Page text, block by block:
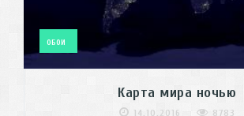
ОБОИ
Карта мира ночью
14.10.2016 8783